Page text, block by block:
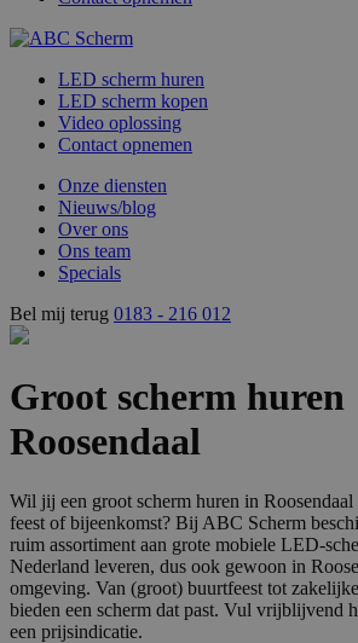
LED scherm huren
LED scherm kopen
Video oplossing
Contact opnemen
Onze diensten
Nieuws/blog
Over ons
Ons team
Specials
Bel mij terug 0183 - 216 012
Groot scherm huren
Roosendaal
Wil jij een groot scherm huren in Roosendaal
feest of bijeenkomst? Bij ABC Scherm
ruim assortiment aan grote mobiele LED-
Nederland leveren, dus ook gewoon in
omgeving. Van (groot) buurtfeest tot
bieden een scherm dat past. Vul vrijblijvend
een prijsindicatie.